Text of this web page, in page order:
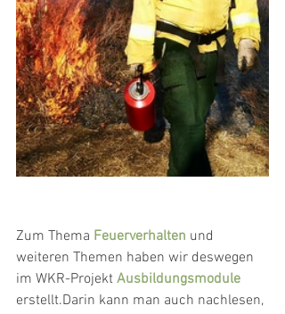
Zum Thema Feuerverhalten und
weiteren Themen haben wir deswegen
im WKR-Projekt Ausbildungsmodule
erstellt.Darin kann man auch nachlesen,